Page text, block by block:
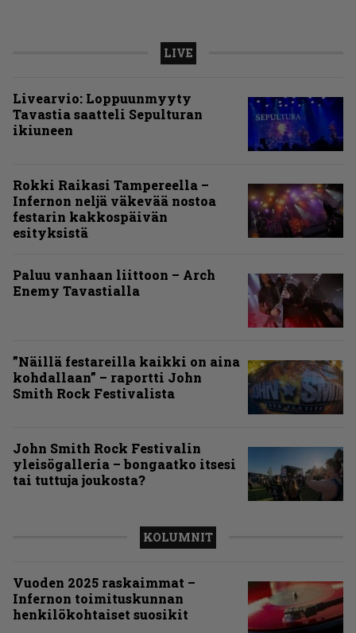
LIVE
Livearvio: Loppuunmyyty
Tavastia saatteli Sepulturan
ikiuneen
Rokki Raikasi Tampereella –
Infernon neljä väkevää nostoa
festarin kakkospäivän
esityksistä
Paluu vanhaan liittoon – Arch
Enemy Tavastialla
”Näillä festareilla kaikki on aina
kohdallaan” – raportti John
Smith Rock Festivalista
John Smith Rock Festivalin
yleisögalleria – bongaatko itsesi
tai tuttuja joukosta?
KOLUMNIT
Vuoden 2025 raskaimmat –
Infernon toimituskunnan
henkilökohtaiset suosikit